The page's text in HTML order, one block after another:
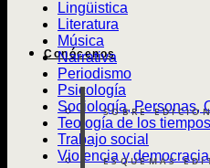
Conócenos
SOBRE
ESQUEMAS
Lingüistica
Literatura
Música
Narrativa
Periodismo
Psicología
Sociología, Personas,
Teología de los tiempos
Trabajo social
Violencia y democracia